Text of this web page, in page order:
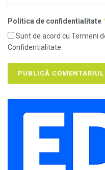
Politica de confidentialitate
Sunt de acord cu Termeni
Confidentialitate.